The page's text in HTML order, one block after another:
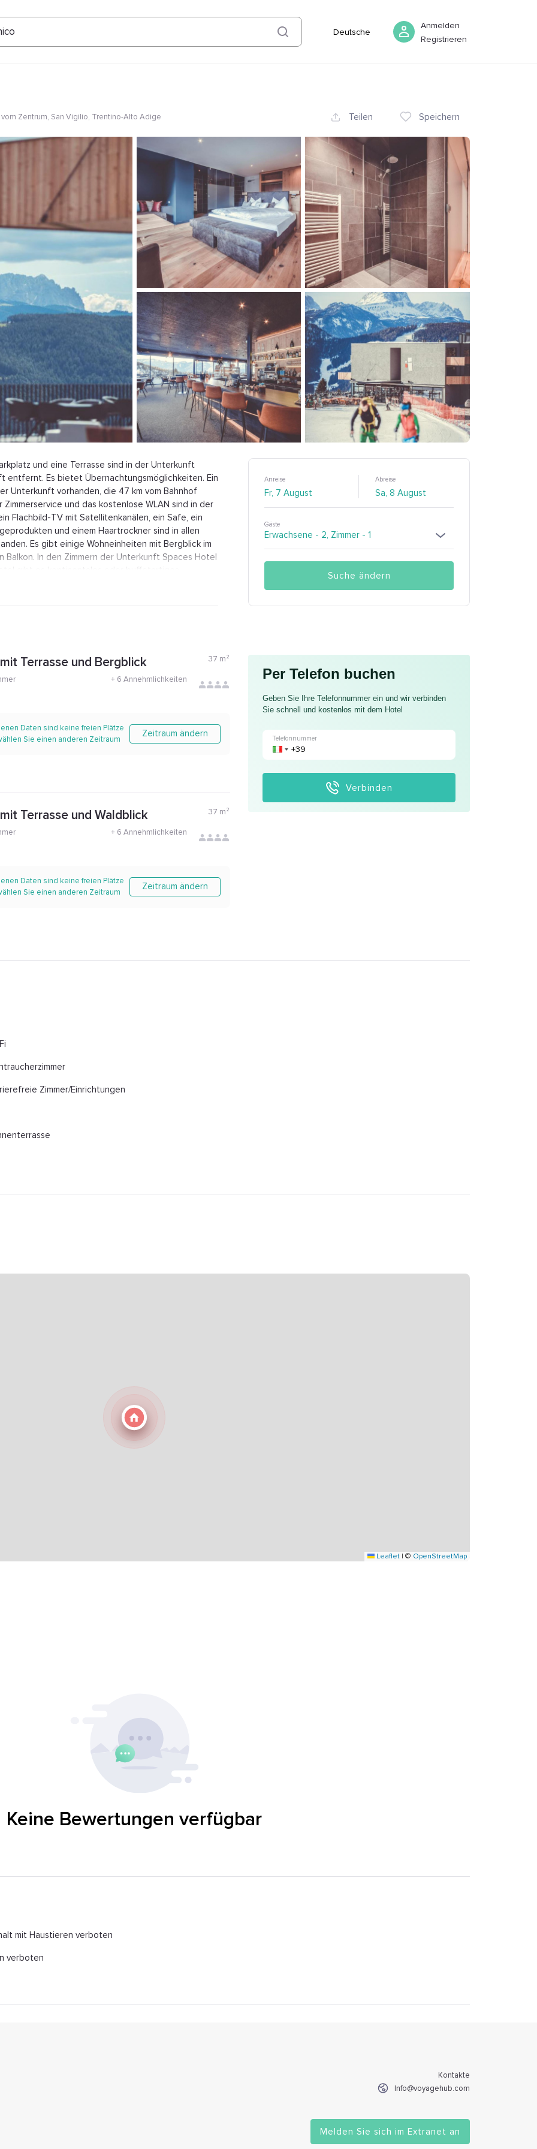
Deutsche
Anmelden
Registrieren
07 August Buchen
vom Zentrum, San Vigilio, Trentino-Alto Adige Teilen Speichern
und eine Terrasse sind in der Unterkunft
entfernt. Es bietet Übernachtungsmöglichkeiten. Ein
Unterkunft vorhanden, die 47 km vom Bahnhof
und das kostenlose WLAN sind in der
Flachbild-TV mit Satellitenkanälen, ein Safe, ein
und einem Haartrockner sind in allen
Es gibt einige Wohneinheiten mit Bergblick im
In den Zimmern der Unterkunft Spaces Hotel
gibt es kontinentales oder buffetartiges
italienische und lokale Küche serviert, befindet
über einen Spielplatz für Kinder. Aktivitäten in und
sind für die Gäste des Spaces Hotel verfügbar.
das Pharmaziemuseum 48 km vom Spaces
Anreise Abreise
Gäste
Suche ändern
Terrasse und Bergblick 37 m²
+ 6 Annehmlichkeiten
Daten sind keine freien Plätze
Sie einen anderen Zeitraum
Zeitraum ändern
Terrasse und Waldblick 37 m²
+ 6 Annehmlichkeiten
Daten sind keine freien Plätze
Sie einen anderen Zeitraum
Zeitraum ändern
Per Telefon buchen
Geben Sie Ihre Telefonnummer ein und wir verbinden
Sie schnell und kostenlos mit dem Hotel
Telefonnummer
Verbinden
Zimmer/Einrichtungen
Leaflet | © OpenStreetMap
Keine Bewertungen verfügbar
mit Haustieren verboten
verboten
Kontakte
Info@voyagehub.com
Melden Sie sich im Extranet an